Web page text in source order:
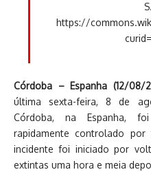
https://
Córdoba – Espanha (12/08/
última sexta-feira, 8 de
Córdoba, na Espanha,
rapidamente controlado
incidente foi iniciado por
extintas uma hora e meia